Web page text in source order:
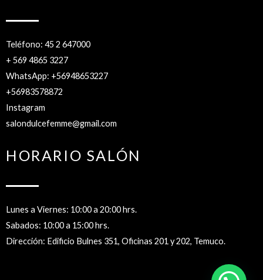
Teléfono: 45 2 647000
+ 569 4865 3227
WhatsApp: +56948653227
+56983578872
Instagram
salondulcefemme@gmail.com
HORARIO SALÓN
Lunes a Viernes: 10:00 a 20:00 hrs.
Sabados: 10:00 a 15:00 hrs.
Dirección: Edificio Bulnes 351, Oficinas 201 y 202, Temuco.